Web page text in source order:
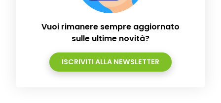
Vuoi rimanere sempre aggiornato
sulle ultime novità?
ISCRIVITI ALLA NEWSLETTER